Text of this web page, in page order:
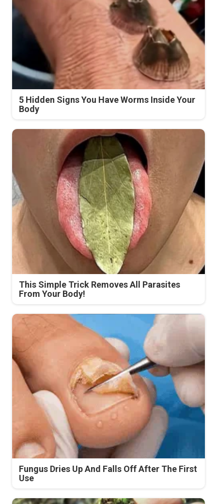
5 Hidden Signs You Have Worms Inside Your
Body
This Simple Trick Removes All Parasites
From Your Body!
Fungus Dries Up And Falls Off After The First
Use